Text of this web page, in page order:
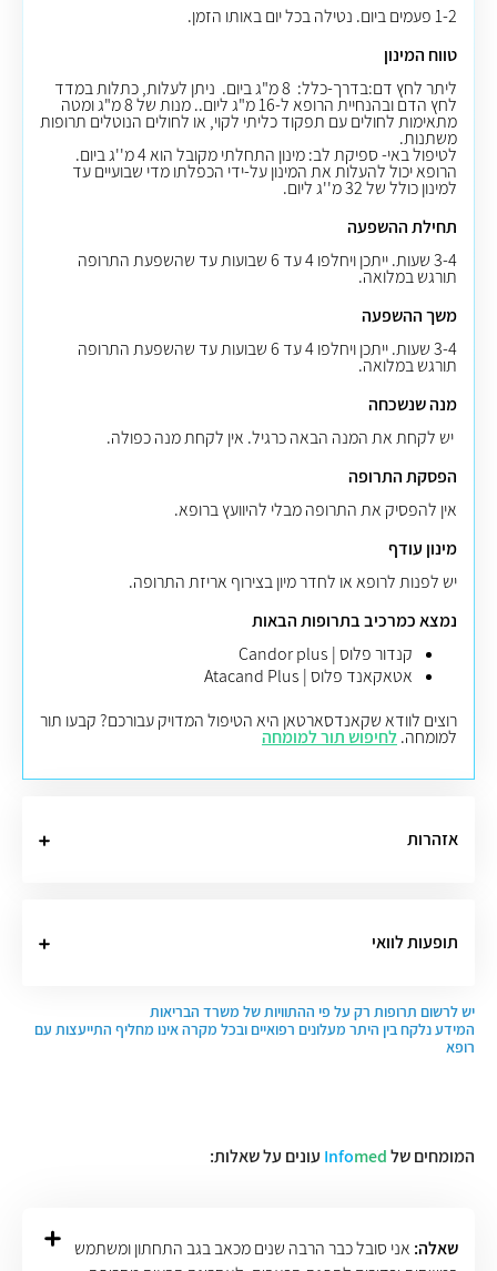
1-2פעמים ביום. נטילה בכל יום באותו הזמן.
טווח המינון
ליתר לחץ דם:בדרך-כלל: 8 מ"ג ביום. ניתן לעלות, כתלות במדד
לחץ הדם ובהנחיית הרופא ל-16 מ"ג ליום.. מנות של 8 מ"ג ומטה
מתאימות לחולים עם תפקוד כליתי לקוי, או לחולים הנוטלים תרופות
משתנות.
לטיפול באי- ספיקת לב: מינון התחלתי מקובל הוא 4 מ''ג ביום.
הרופא יכול להעלות את המינון על-ידי הכפלתו מדי שבועיים עד
למינון כולל של 32 מ''ג ליום
.
תחילת ההשפעה
3-4 שעות. ייתכן ויחלפו 4 עד 6 שבועות עד שהשפעת התרופה
תורגש במלואה.
משך ההשפעה
3-4 שעות. ייתכן ויחלפו 4 עד 6 שבועות עד שהשפעת התרופה
תורגש במלואה.
מנה שנשכחה
יש לקחת את המנה הבאה כרגיל. אין לקחת מנה כפולה.
הפסקת התרופה
אין להפסיק את התרופה מבלי להיוועץ ברופא.
מינון עודף
יש לפנות לרופא או לחדר מיון בצירוף אריזת התרופה.
נמצא כמרכיב בתרופות הבאות
קנדור פלוס | Candor plus
אטאקאנד פלוס | Atacand Plus
רוצים לוודא שקאנדסארטאן היא הטיפול המדויק עבורכם? קבעו תור
למומחה.לחיפוש תור למומחה
אזהרות
תופעות לוואי
יש לרשום תרופות רק על פי ההתוויות של משרד הבריאות
המידע נלקח בין היתר מעלונים רפואיים ובכל מקרה אינו מחליף התייעצות עם
רופא
המומחים של Infomed עונים על שאלות:
שאלה: אני סובל כבר הרבה שנים מכאב בגב התחתון ומשתמש